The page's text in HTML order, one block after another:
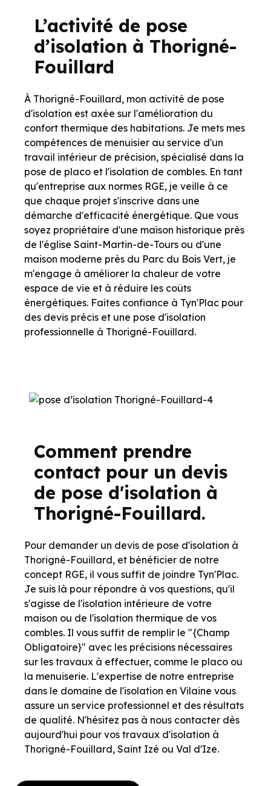
L’activité de pose
d’isolation à Thorigné-
Fouillard
À Thorigné-Fouillard, mon activité de pose
d'isolation est axée sur l'amélioration du
confort thermique des habitations. Je mets mes
compétences de menuisier au service d'un
travail intérieur de précision, spécialisé dans la
pose de placo et l'isolation de combles. En tant
qu'entreprise aux normes RGE, je veille à ce
que chaque projet s'inscrive dans une
démarche d'efficacité énergétique. Que vous
soyez propriétaire d'une maison historique près
de l'église Saint-Martin-de-Tours ou d'une
maison moderne près du Parc du Bois Vert, je
m'engage à améliorer la chaleur de votre
espace de vie et à réduire les coûts
énergétiques. Faites confiance à Tyn'Plac pour
des devis précis et une pose d'isolation
professionnelle à Thorigné-Fouillard.
Comment prendre
contact pour un devis
de pose d'isolation à
Thorigné-Fouillard.
Pour demander un devis de pose d'isolation à
Thorigné-Fouillard, et bénéficier de notre
concept RGE, il vous suffit de joindre Tyn'Plac.
Je suis là pour répondre à vos questions, qu'il
s'agisse de l'isolation intérieure de votre
maison ou de l'isolation thermique de vos
combles. Il vous suffit de remplir le "{Champ
Obligatoire}" avec les précisions nécessaires
sur les travaux à effectuer, comme le placo ou
la menuiserie. L'expertise de notre entreprise
dans le domaine de l'isolation en Vilaine vous
assure un service professionnel et des résultats
de qualité. N'hésitez pas à nous contacter dès
aujourd'hui pour vos travaux d'isolation à
Thorigné-Fouillard, Saint Izé ou Val d'Ize.